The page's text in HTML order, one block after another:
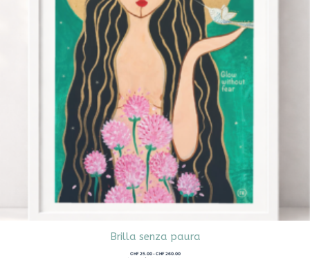
Brilla senza paura
CHF 25.00 - CHF 260.00